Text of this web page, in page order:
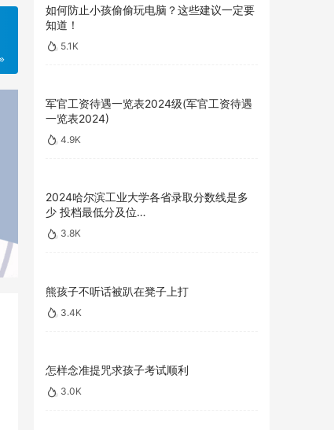
如何防止小孩偷偷玩电脑？这些建议一定要
知道！
5.1K
军官工资待遇一览表2024级(军官工资待遇
一览表2024)
4.9K
2024哈尔滨工业大学各省录取分数线是多
少 投档最低分及位…
3.8K
熊孩子不听话被趴在凳子上打
3.4K
怎样念准提咒求孩子考试顺利
3.0K